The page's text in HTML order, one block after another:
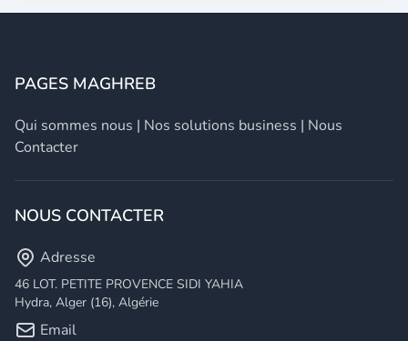
PAGES MAGHREB
Qui sommes nous | Nos solutions business | Nous
Contacter
NOUS CONTACTER
Adresse
46 LOT. PETITE PROVENCE SIDI YAHIA
Hydra, Alger (16), Algérie
Email